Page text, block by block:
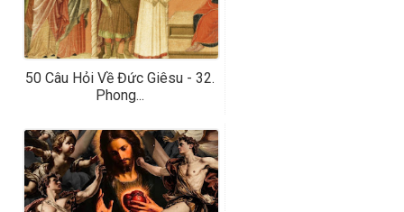
50 Câu Hỏi Về Đức Giêsu - 32.
Phong...